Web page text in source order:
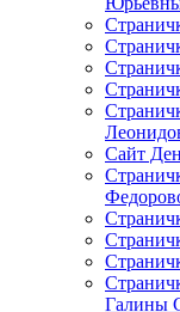
Сайт
Галины